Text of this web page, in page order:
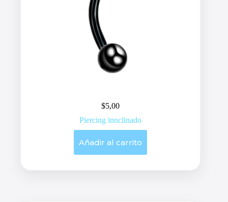
$5,00
Piercing innclinado
Añadir al carrito